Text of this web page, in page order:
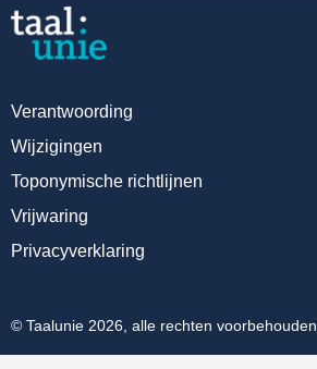
Verantwoording
Wijzigingen
Toponymische richtlijnen
Vrijwaring
Privacyverklaring
© Taalunie 2026, alle rechten voorbehouden.